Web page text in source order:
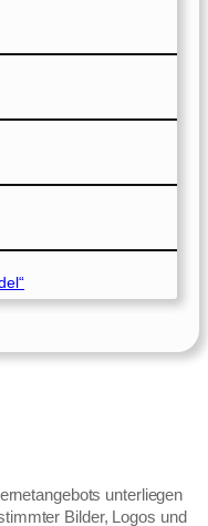
unterliegen
Bilder, Logos und